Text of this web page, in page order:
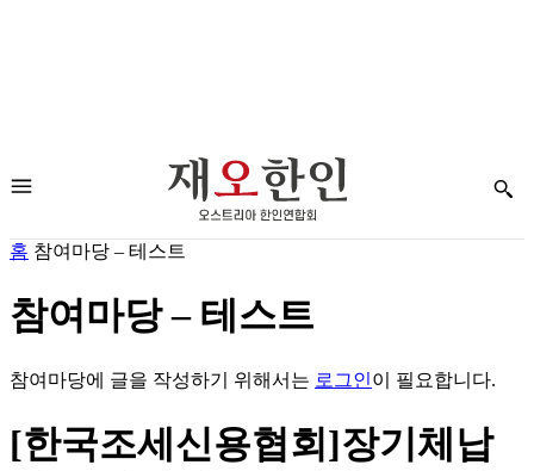
홈 참여마당 – 테스트
참여마당 – 테스트
참여마당에 글을 작성하기 위해서는 로그인이 필요합니다.
[한국조세신용협회]장기체납